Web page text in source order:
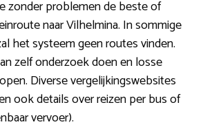
zonder problemen de beste of
naar Vilhelmina. In sommige
het systeem geen routes vinden.
zelf onderzoek doen en losse
Diverse vergelijkingswebsites
ook details over reizen per bus of
vervoer).